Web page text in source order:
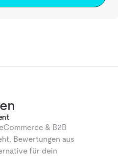
& B2B
Bewertungen aus
für dein